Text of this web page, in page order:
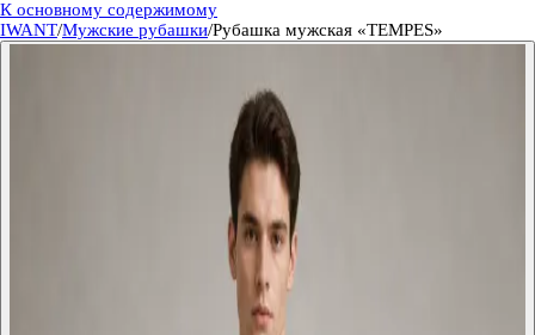
К основному содержимому
IWANT/Мужские рубашки/Рубашка мужская «TEMPES»